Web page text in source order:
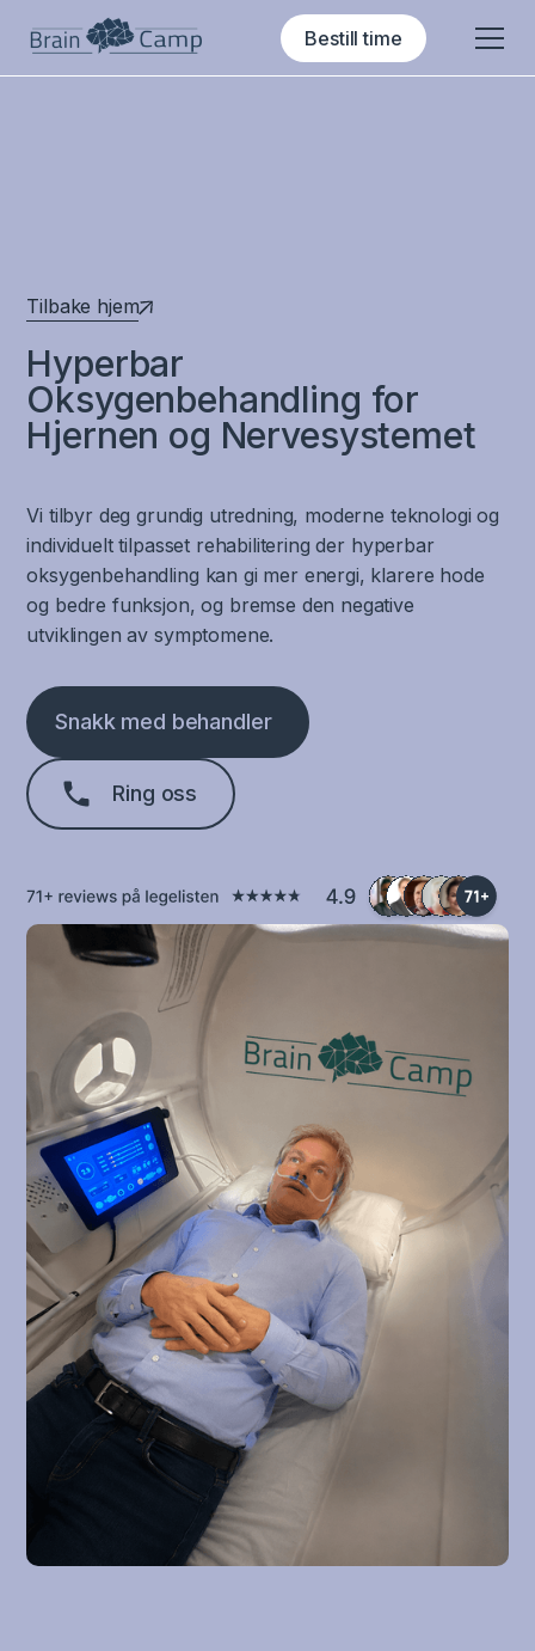
Bestill time
Tilbake hjem
Hyperbar
Oksygenbehandling for
Hjernen og Nervesystemet
Vi tilbyr deg grundig utredning, moderne teknologi og
individuelt tilpasset rehabilitering der hyperbar
oksygenbehandling kan gi mer energi, klarere hode
og bedre funksjon, og bremse den negative
utviklingen av symptomene.
Snakk med behandler
Ring oss